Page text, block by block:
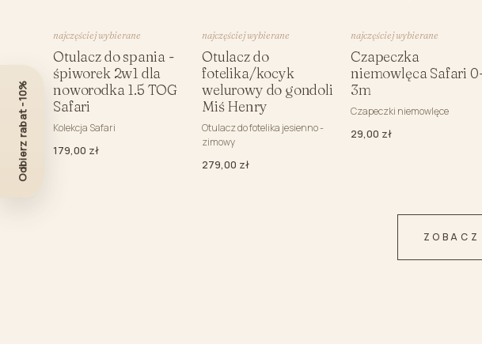
najczęściej wybierane
Otulacz do spania -
śpiworek 2w1 dla
noworodka 1.5 TOG
Safari
Kolekcja Safari
179,00 zł
najczęściej wybierane
Otulacz do
fotelika/kocyk
welurowy do gondoli
Miś Henry
Otulacz do fotelika jesienno -
zimowy
279,00 zł
najczęściej wybierane
Czapeczka
niemowlęca Safari
3m
Czapeczki niemowlęce
29,00 zł
ZOBACZ
Odbierz rabat -10%